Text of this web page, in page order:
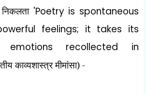
'Poetry is spontaneous
feelings; it takes its
recollected in
काव्यशास्त्र मीमांसा) -